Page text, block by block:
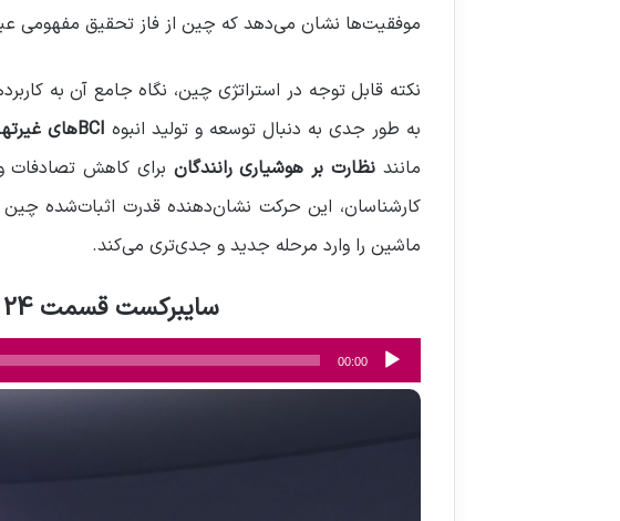
موفقیت‌ها نشان می‌دهد که چین از فاز تحقیق مفهومی
به طور جدی به دنبال توسعه و تولید انبوه BCIهای غیرتهاجمی
مانندنظارت بر هوشیاری رانندگان برای کاهش
کارشناسان، این حرکت نشان‌دهنده قدرت اثبات‌شده چین
ماشین را وارد مرحله جدید و جدی‌تری می‌کند.
سایبرکست قسمت 24 : جاه‌طلبی چین برای رهبری جهانی بازار BCI ها
پخش‌کننده
صوت
00:00